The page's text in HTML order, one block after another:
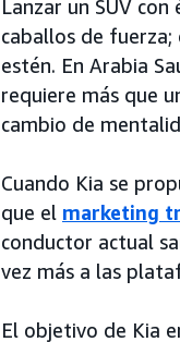
Lanzar un SUV
caballos de
estén. En Arabia
requiere más que
cambio de
Cuando Kia se
que el marketing
conductor actual
vez más a las
El objetivo de Kia